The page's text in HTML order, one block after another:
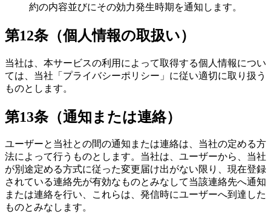
約の内容並びにその効力発生時期を通知します。
第12条（個人情報の取扱い）
当社は、本サービスの利用によって取得する個人情報につい
ては、当社「プライバシーポリシー」に従い適切に取り扱う
ものとします。
第13条（通知または連絡）
ユーザーと当社との間の通知または連絡は、当社の定める方
法によって行うものとします。当社は、ユーザーから、当社
が別途定める方式に従った変更届け出がない限り、現在登録
されている連絡先が有効なものとみなして当該連絡先へ通知
または連絡を行い、これらは、発信時にユーザーへ到達した
ものとみなします。